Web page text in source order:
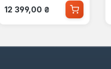
Звичайна ціна:
12 399,00 ₴